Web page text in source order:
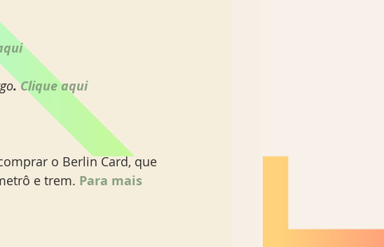
. Clique aqui
o Berlin Card, que
e trem. Para mais